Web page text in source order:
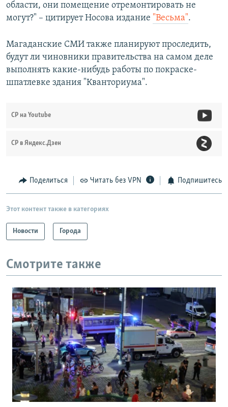
области, они помещение отремонтировать не
могут?" – цитирует Носова издание "Весьма".
Магаданские СМИ также планируют проследить,
будут ли чиновники правительства на самом деле
выполнять какие-нибудь работы по покраске-
шпатлевке здания "Кванториума".
СР на Youtube
СР в Яндекс.Дзен
Поделиться Читать без VPN Подпишитесь
Этот контент также в категориях
Новости Города
Смотрите также